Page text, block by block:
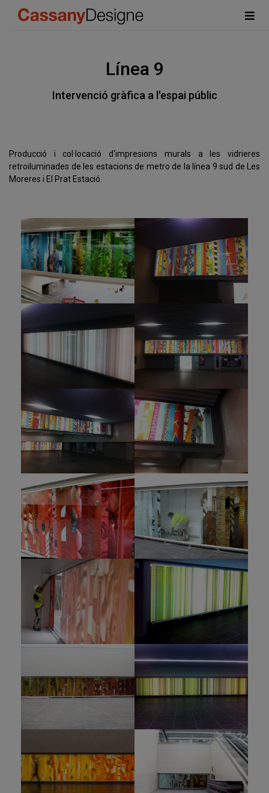
Línea 9
Intervenció gràfica a l'espai públic
Producció i col·locació d'impresions murals a les vidrieres
retroiluminades de les estacions de metro de la línea 9 sud de Les
Moreres i El Prat Estació.